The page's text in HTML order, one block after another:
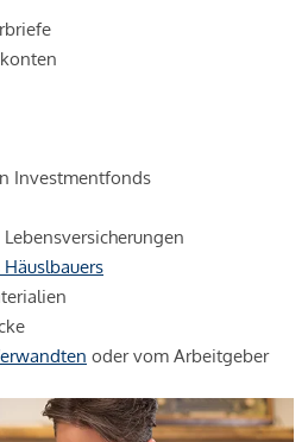
Investmentfonds
oder vom Arbeitgeber